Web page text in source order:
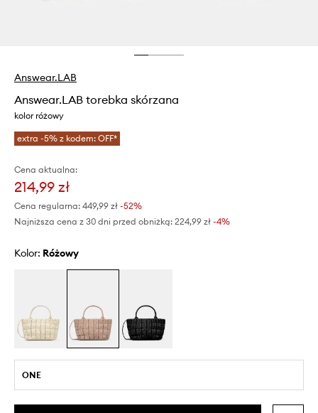
Answear.LAB
Answear.LAB torebka skórzana
kolor różowy
extra -5% z kodem: OFF*
Cena aktualna:
214,99 zł
Cena regularna: 449,99 zł -52%
Najniższa cena z 30 dni przed obniżką: 224,99 zł -4%
Kolor: różowy
ONE